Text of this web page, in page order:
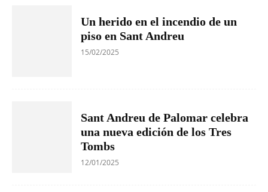
Un herido en el incendio de un
piso en Sant Andreu
15/02/2025
Sant Andreu de Palomar celebra
una nueva edición de los Tres
Tombs
12/01/2025